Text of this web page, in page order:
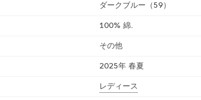
ダークブルー（59）
100% 綿.
その他
2025年 春夏
レディース